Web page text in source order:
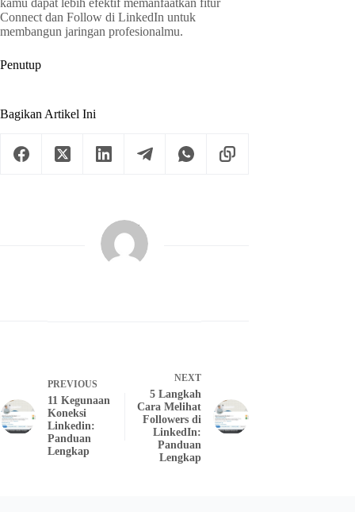
kamu dapat lebih efektif memanfaatkan fitur
Connect dan Follow di LinkedIn untuk
membangun jaringan profesionalmu.
Penutup
Bagikan Artikel Ini
PREVIOUS
11 Kegunaan
Koneksi
Linkedin:
Panduan
Lengkap
NEXT
5 Langkah
Cara Melihat
Followers di
LinkedIn:
Panduan
Lengkap